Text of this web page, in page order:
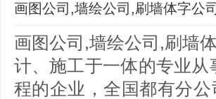
画图公司,墙绘公司,刷墙体字公司
画图公司,墙绘公司,刷墙
计、施工于一体的专业
程的企业，全国都有分